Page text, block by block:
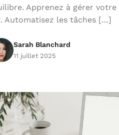
Apprenez à gérer votre
Automatisez les tâches […]
Sarah Blanchard
11 juillet 2025